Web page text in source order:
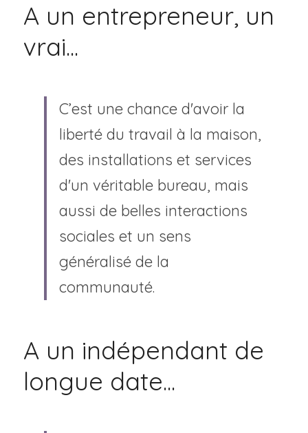
A un entrepreneur, un
vrai...
C’est une chance d'avoir la
liberté du travail à la maison,
des installations et services
d'un véritable bureau, mais
aussi de belles interactions
sociales et un sens
généralisé de la
communauté.
A un indépendant de
longue date...